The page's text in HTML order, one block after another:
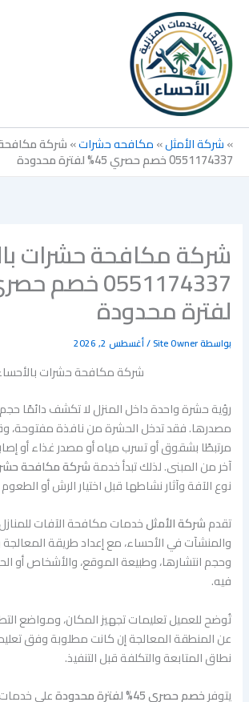
المحتوى
»شركة الأمثل»مكافحه حشرات»شركة
0551174337 خصم حصري 45% لفترة محدودة
شركة مكافحة حشرات
لفترة محدودة
بواسطةSite Owner
/أغسطس 2, 2026
شركة مكافحة حشرات
رؤية حشرة واحدة داخل المنزل لا تكشف دائمًا
مصدرها. فقد تدخل الحشرة من نافذة مفتوحة،
مرتبطًا بشقوق أو تسرب مياه أو مصدر غذاء أو
آخر من المبنى. لذلك تبدأ خدمةشركة مكافحة
نوع الآفة وآثار نشاطها قبل اختيار الرش أو
تقدمشركة الأمثلخدمات مكافحة الآفات
والمنشآت في الأحساء، مع إعداد طريقة
وحجم انتشارها، وطبيعة الموقع، والأشخاص أو
فيه.
تُوضح للعميل تعليمات تجهيز المكان، ومواضع
عن المنطقة المعالجة إن كانت مطلوبة وفق
نطاق المتابعة والتكلفة قبل التنفيذ.
يتوفرخصم حصري 45% لفترة محدودة
على